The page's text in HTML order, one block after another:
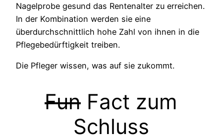
Nagelprobe gesund das Rentenalter zu erreichen.
In der Kombination werden sie eine
überdurchschnittlich hohe Zahl von ihnen in die
Pflegebedürftigkeit treiben.
Die Pfleger wissen, was auf sie zukommt.
Fun Fact zum
Schluss